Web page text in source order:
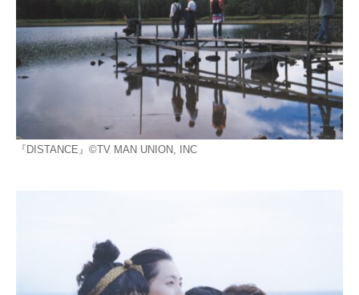
『DISTANCE』©TV MAN UNION, INC